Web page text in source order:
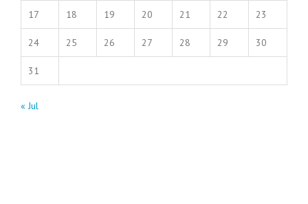
17 18 19 20 21 22 23
24 25 26 27 28 29 30
31
« Jul